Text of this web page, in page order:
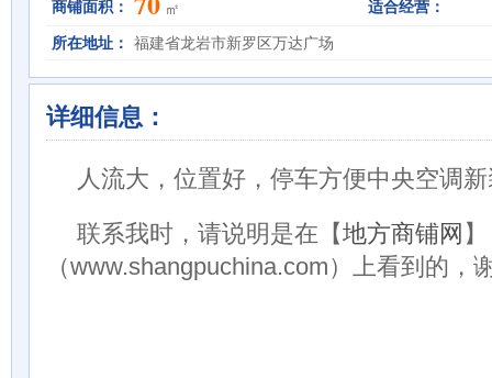
商铺面积： ㎡ 适合经营：
所在地址： 福建省龙岩市新罗区万达广场
详细信息：
人流大，位置好，停车方便中央空调
联系我时，请说明是在【地方商铺网 】
（www.shangpuchina.com）上看到的，